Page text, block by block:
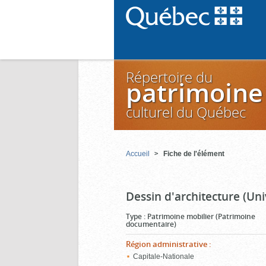
Répertoire du
patrimoine
culturel du Québec
Accueil Fiche de l'élément
Dessin d'architecture
Type : Patrimoine mobilier (Patrimoine
documentaire)
Région administrative :
Capitale-Nationale